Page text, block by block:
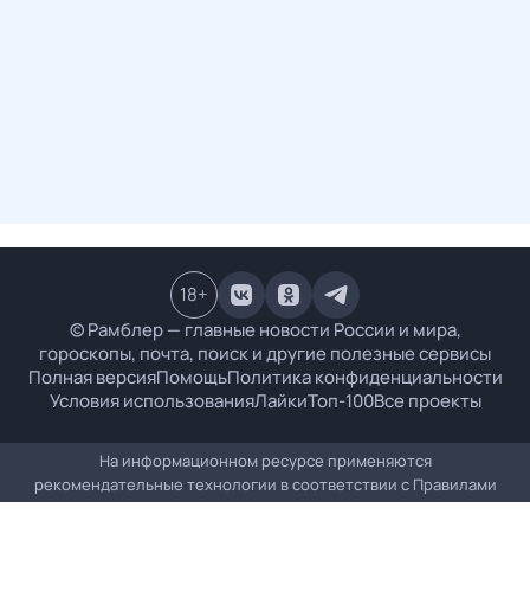
© Рамблер — главные новости России и мира,
гороскопы, почта, поиск и другие полезные сервисы
Полная версияПомощьПолитика конфиденциальности
Условия использованияЛайкиТоп-100Все проекты
18+
На информационном ресурсе применяются
рекомендательные технологии в соответствии с Правилами